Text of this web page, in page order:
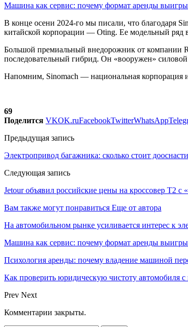
Машина как сервис: почему формат аренды
В конце осени 2024-го мы писали, что благодаря
китайской корпорации — Oting. Ее модельный ряд
Большой премиальный внедорожник от компании
последовательный гибрид. Он «вооружен»
Напомним, Sinomach — национальная корпорация
69
Поделится VKOK.ruFacebookTwitterWhatsApp
Предыдущая запись
Электропривод багажника: сколько стоит
Следующая запись
Jetour объявил российские цены на кроссовер T2 с
Вам также могут понравиться Еще от автора
На автомобильном рынке усиливается интерес к
Машина как сервис: почему формат аренды
Психология аренды: почему владение машиной
Как проверить юридическую чистоту автомобиля
Prev Next
Комментарии закрыты.